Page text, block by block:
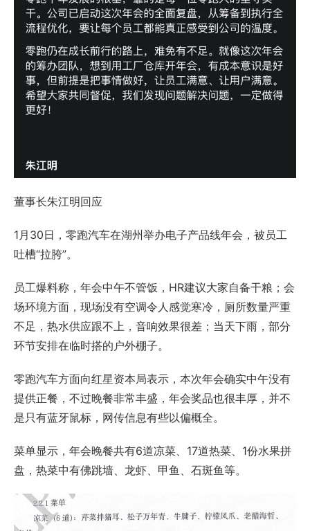
董事长朱江明回应
1月30日，零跑汽车在湖州举办电子产品线年会，被员工
吐槽“拉胯”。
员工爆料称，年会中午不管饭，HR建议大家自备干粮；会
场环境方面，现场没有空调令人感觉寒冷，厕所数量严重
不足，热水供应跟不上，音响效果很差；当天下雨，部分
环节安排在临时搭的户外棚子。
零跑汽车方面向红星资本局表示，本次年会确实中午没有
提供正餐，不过晚餐非常丰盛，年会奖品也很丰厚，并不
是只有蓝牙鼠标，网传信息有些以偏概全。
菜单显示，年会晚餐共有6道凉菜、17道热菜、1份水果拼
盘，热菜中有佛跳墙、龙虾、甲鱼、石斑鱼等。